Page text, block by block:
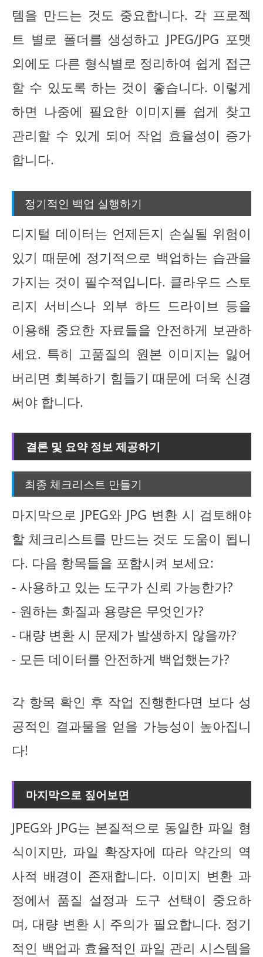
템을 만드는 것도 중요합니다. 각 프로젝
트 별로 폴더를 생성하고 JPEG/JPG 포맷
외에도 다른 형식별로 정리하여 쉽게 접근
할 수 있도록 하는 것이 좋습니다. 이렇게
하면 나중에 필요한 이미지를 쉽게 찾고
관리할 수 있게 되어 작업 효율성이 증가
합니다.
정기적인 백업 실행하기
디지털 데이터는 언제든지 손실될 위험이
있기 때문에 정기적으로 백업하는 습관을
가지는 것이 필수적입니다. 클라우드 스토
리지 서비스나 외부 하드 드라이브 등을
이용해 중요한 자료들을 안전하게 보관하
세요. 특히 고품질의 원본 이미지는 잃어
버리면 회복하기 힘들기 때문에 더욱 신경
써야 합니다.
결론 및 요약 정보 제공하기
최종 체크리스트 만들기
마지막으로 JPEG와 JPG 변환 시 검토해야
할 체크리스트를 만드는 것도 도움이 됩니
다. 다음 항목들을 포함시켜 보세요:
- 사용하고 있는 도구가 신뢰 가능한가?
- 원하는 화질과 용량은 무엇인가?
- 대량 변환 시 문제가 발생하지 않을까?
- 모든 데이터를 안전하게 백업했는가?
각 항목 확인 후 작업 진행한다면 보다 성
공적인 결과물을 얻을 가능성이 높아집니
다!
마지막으로 짚어보면
JPEG와 JPG는 본질적으로 동일한 파일 형
식이지만, 파일 확장자에 따라 약간의 역
사적 배경이 존재합니다. 이미지 변환 과
정에서 품질 설정과 도구 선택이 중요하
며, 대량 변환 시 주의가 필요합니다. 정기
적인 백업과 효율적인 파일 관리 시스템을